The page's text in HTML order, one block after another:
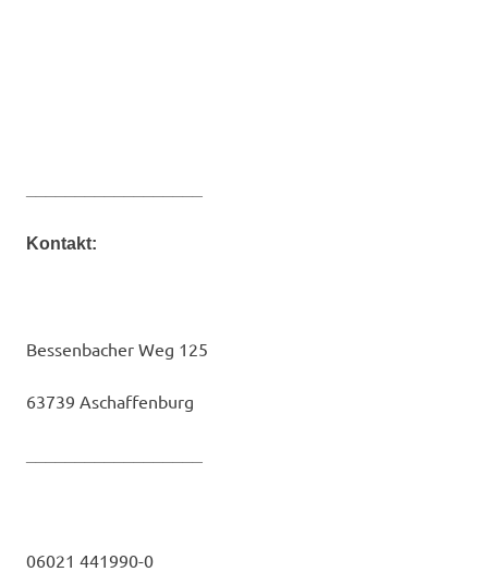
Kontakt:
Bessenbacher Weg 125
63739 Aschaffenburg
06021 441990-0